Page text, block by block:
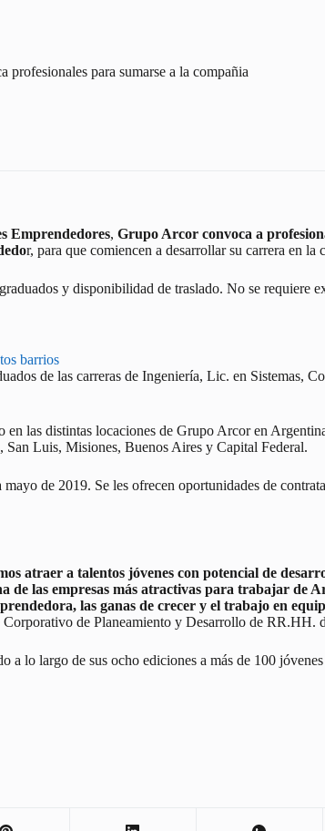
profesionales para sumarse a la compañia
Emprendedores, Grupo Arcor convoca a
r, para que comiencen a desarrollar su carrera en la
y disponibilidad de traslado. No se requiere
barrios
de las carreras de Ingeniería, Lic. en Sistemas,
en las distintas locaciones de Grupo Arcor en
San Luis, Misiones, Buenos Aires y Capital Federal.
de 2019. Se les ofrecen oportunidades de
atraer a talentos jóvenes con potencial de
de las empresas más atractivas para trabajar de
las ganas de crecer y el trabajo en
de Planeamiento y Desarrollo de RR.HH.
a lo largo de sus ocho ediciones a más de 100